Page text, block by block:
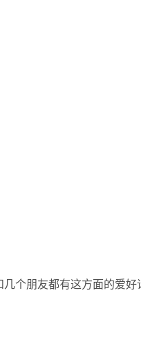
个朋友都有这方面的爱